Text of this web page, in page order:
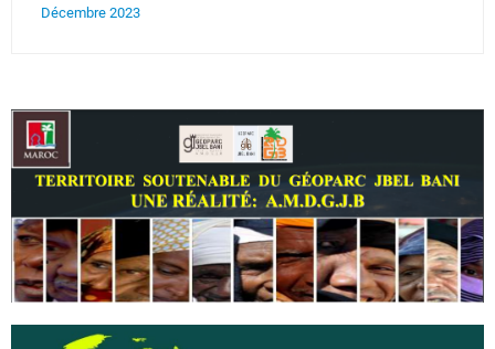
Décembre 2023